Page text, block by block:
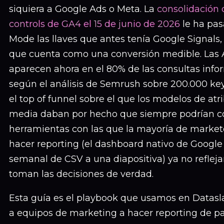
siquiera a Google Ads o Meta. La consolidación
controls de GA4 el 15 de junio de 2026 le ha
Mode las llaves que antes tenía Google
que cuenta como una conversión medible. Las
aparecen ahora en el 80% de las consultas
según el análisis de Semrush sobre 200.000
el top of funnel sobre el que los modelos de
media daban por hecho que siempre podrían
herramientas con las que la mayoría de
hacer reporting (el dashboard nativo de
semanal de CSV a una diapositiva) ya no
toman las decisiones de verdad.
Esta guía es el playbook que usamos en
a equipos de marketing a hacer reporting de